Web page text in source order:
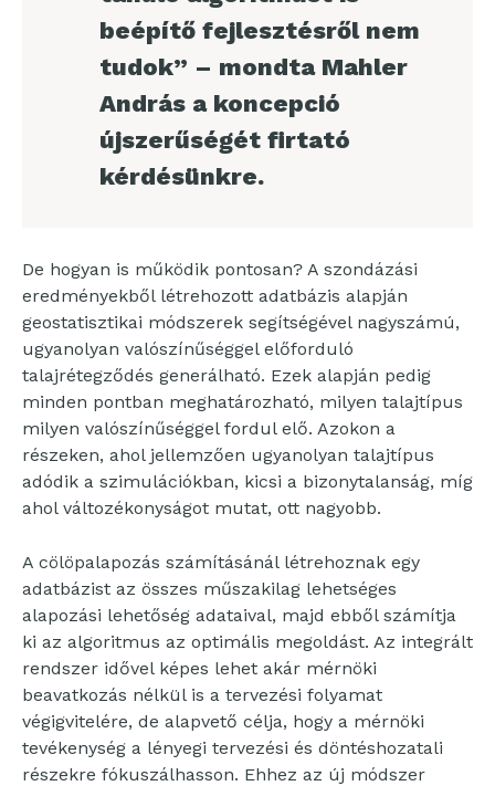
beépítő fejlesztésről nem
tudok” – mondta Mahler
András a koncepció
újszerűségét firtató
kérdésünkre.
De hogyan is működik pontosan? A szondázási
eredményekből létrehozott adatbázis alapján
geostatisztikai módszerek segítségével nagyszámú,
ugyanolyan valószínűséggel előforduló
talajrétegződés generálható. Ezek alapján pedig
minden pontban meghatározható, milyen talajtípus
milyen valószínűséggel fordul elő. Azokon a
részeken, ahol jellemzően ugyanolyan talajtípus
adódik a szimulációkban, kicsi a bizonytalanság, míg
ahol változékonyságot mutat, ott nagyobb.
A cölöpalapozás számításánál létrehoznak egy
adatbázist az összes műszakilag lehetséges
alapozási lehetőség adataival, majd ebből számítja
ki az algoritmus az optimális megoldást. Az integrált
rendszer idővel képes lehet akár mérnöki
beavatkozás nélkül is a tervezési folyamat
végigvitelére, de alapvető célja, hogy a mérnöki
tevékenység a lényegi tervezési és döntéshozatali
részekre fókuszálhasson. Ehhez az új módszer